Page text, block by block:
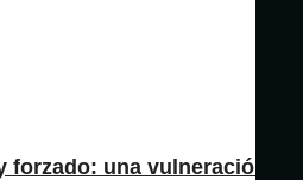
una vulneración